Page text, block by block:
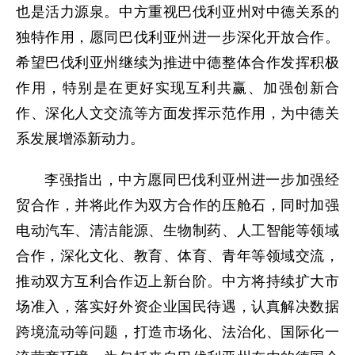
也是活力源泉。中方重视巴伐利亚州对中德关系的
独特作用，愿同巴伐利亚州进一步深化开放合作。
希望巴伐利亚州继续为推进中德整体合作发挥积极
作用，特别是在更好实现互利共赢、加强创新合
作、深化人文交流等方面发挥示范作用，为中德关
系发展增添新动力。
李强指出，中方愿同巴伐利亚州进一步加强经
贸合作，并将此作为双方合作的压舱石，同时加强
电动汽车、清洁能源、生物制药、人工智能等领域
合作，深化文化、教育、体育、青年等领域交流，
推动双方互利合作迈上新台阶。中方将持续扩大市
场准入，落实好外资企业国民待遇，认真解决数据
跨境流动等问题，打造市场化、法治化、国际化一